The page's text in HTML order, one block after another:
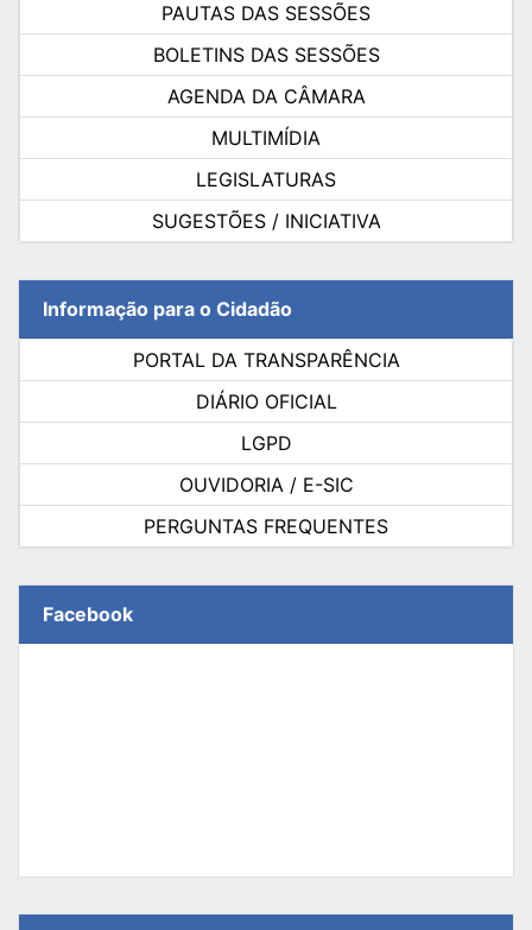
PAUTAS DAS SESSÕES
BOLETINS DAS SESSÕES
AGENDA DA CÂMARA
MULTIMÍDIA
LEGISLATURAS
SUGESTÕES / INICIATIVA
Informação para o Cidadão
PORTAL DA TRANSPARÊNCIA
DIÁRIO OFICIAL
LGPD
OUVIDORIA / E-SIC
PERGUNTAS FREQUENTES
Facebook